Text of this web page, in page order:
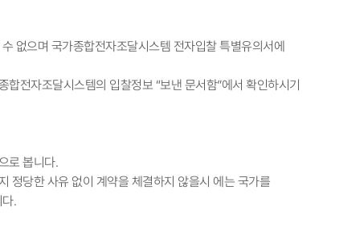
없으며 국가종합전자조달시스템 전자입찰 특별유의서에
전자조달시스템의 입찰정보 “보낸 문서함”에서 확인하시기
로 봅니다.
정당한 사유 없이 계약을 체결하지 않을시 에는 국가를
.